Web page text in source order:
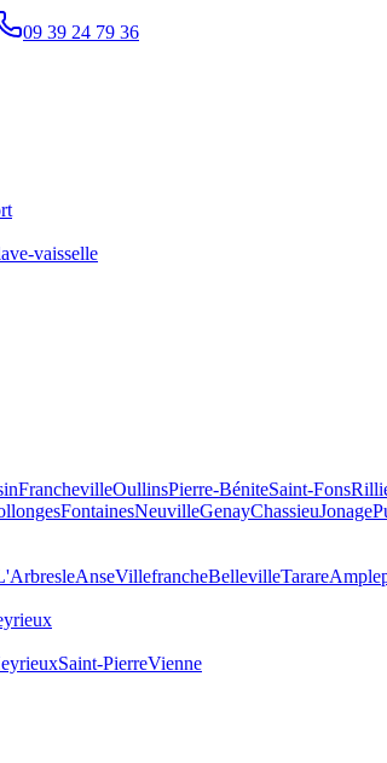
09 39 24 79 36
vaisselle
FranchevilleOullinsPierre-BéniteSaint-Fons
FontainesNeuvilleGenayChassieuJonage
AnseVillefrancheBellevilleTarare
Saint-PierreVienne